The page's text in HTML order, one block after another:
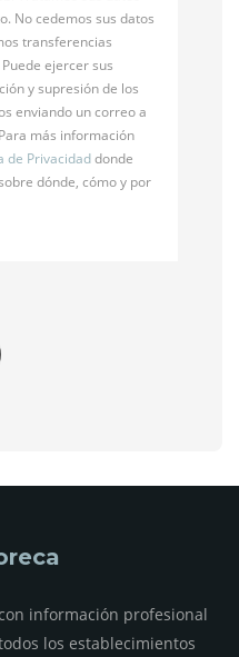
No cedemos sus datos
transferencias
ejercer sus
y supresión de los
enviando un correo a
Para más información
de Privacidaddonde
dónde, cómo y por
información profesional
los establecimientos